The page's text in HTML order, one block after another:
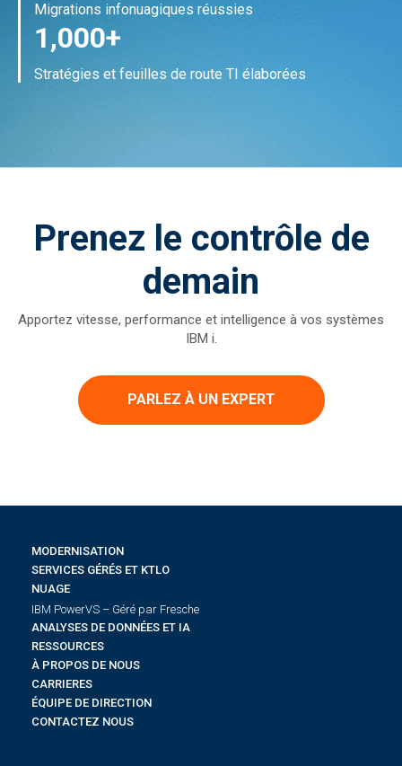
Migrations infonuagiques réussies
1,000+
Stratégies et feuilles de route TI élaborées
Prenez le contrôle de
demain
Apportez vitesse, performance et intelligence à vos systèmes
IBM i.
PARLEZ À UN EXPERT
MODERNISATION
SERVICES GÉRÉS ET KTLO
NUAGE
IBM PowerVS – Géré par Fresche
ANALYSES DE DONNÉES ET IA
RESSOURCES
À PROPOS DE NOUS
CARRIERES
ÉQUIPE DE DIRECTION
CONTACTEZ NOUS